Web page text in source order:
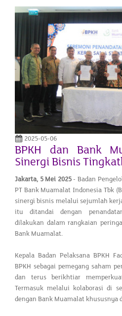
2025-05-06
BPKH dan Bank
Sinergi Bisnis
Jakarta, 5 Mei 2025- Badan
PT Bank Muamalat Indonesia Tbk
sinergi bisnis melalui sejumlah
itu ditandai dengan
dilakukan dalam rangkaian
Bank Muamalat.
Kepala Badan Pelaksana BPKH
BPKH sebagai pemegang saham
dan terus berikhtiar
Termasuk melalui kolaborasi di
dengan Bank Muamalat khususnya